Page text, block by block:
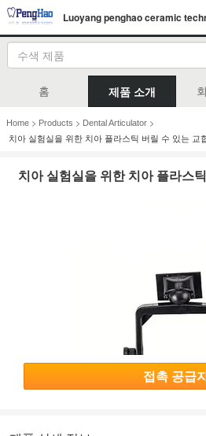
Luoyang penghao ceramic
홈 제품 소개
Home > Products > Dental Articulator >
치아 실험실을 위한 치아 플라스틱 버릴 수 있는 교
치아 실험실을 위한 치아 플라스
접촉 공급